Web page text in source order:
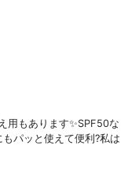
用もあります✨SPF50な
パッと使えて便利?私は